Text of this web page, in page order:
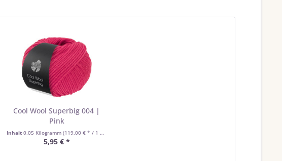
Cool Wool Superbig 004 |
Pink
Inhalt 0.05 Kilogramm (119,00 € * / 1 Kilogramm)
5,95 € *